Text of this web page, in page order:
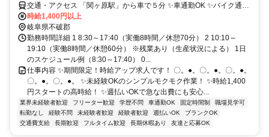
交通・アクセス 「関ヶ原駅」から車で５分 ✨車通勤OK ✨バイク通勤
OK ✨転勤なし！
時給1,400円以上
岐阜県不破郡
勤務時間詳細 1 8:30～17:40（実働8時間／休憩70分） 2 10:10～
19:10（実働8時間／休憩60分） ※残業あり（生産状況による） 1日
のスケジュール例（8:30～17:40） 0...
仕事内容 ✨️期間限定！時給アップ求人です！ 〇。●。〇。●。〇。●。
〇。●。〇。●。 ✨️未経験OKのシンプルモクモク作業！ ✨️時給1,400
円スタートの高時給！ ✨️週払いOKで急な出費にも安心...
業界未経験者歓迎 フリーター歓迎 学歴不問 車通勤OK 固定時間制
職場見学可
転勤なし
経験不問 未経験者歓迎 経験者歓迎 週払いOK
ブランクOK
交通費支給
長期歓迎 フルタイム歓迎 長期休暇あり 友達と応募OK